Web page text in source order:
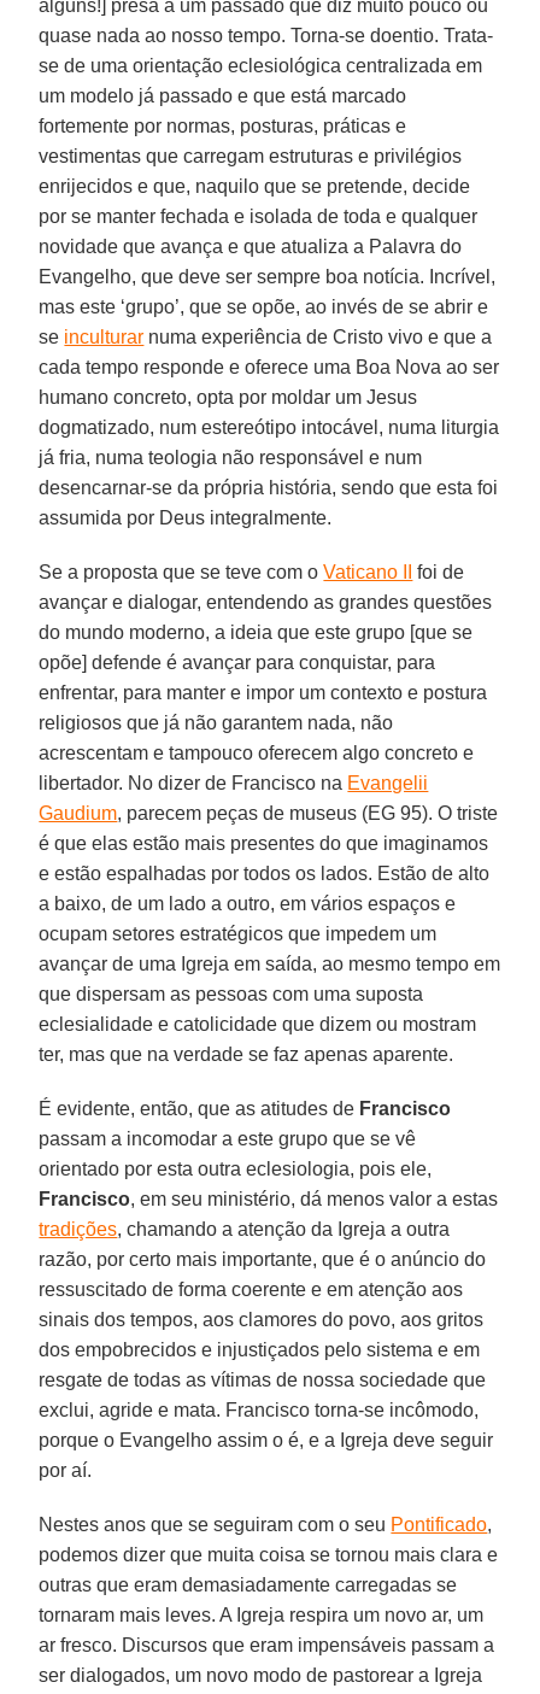
alguns!] presa a um passado que diz muito pouco ou
quase nada ao nosso tempo. Torna-se doentio. Trata-
se de uma orientação eclesiológica centralizada em
um modelo já passado e que está marcado
fortemente por normas, posturas, práticas e
vestimentas que carregam estruturas e privilégios
enrijecidos e que, naquilo que se pretende, decide
por se manter fechada e isolada de toda e qualquer
novidade que avança e que atualiza a Palavra do
Evangelho, que deve ser sempre boa notícia. Incrível,
mas este ‘grupo’, que se opõe, ao invés de se abrir e
se inculturar numa experiência de Cristo vivo e que a
cada tempo responde e oferece uma Boa Nova ao ser
humano concreto, opta por moldar um Jesus
dogmatizado, num estereótipo intocável, numa liturgia
já fria, numa teologia não responsável e num
desencarnar-se da própria história, sendo que esta foi
assumida por Deus integralmente.
Se a proposta que se teve com oVaticano II
foi de
avançar e dialogar, entendendo as grandes questões
do mundo moderno, a ideia que este grupo [que se
opõe] defende é avançar para conquistar, para
enfrentar, para manter e impor um contexto e postura
religiosos que já não garantem nada, não
acrescentam e tampouco oferecem algo concreto e
libertador. No dizer de Francisco na Evangelii
Gaudium, parecem peças de museus (EG 95). O triste
é que elas estão mais presentes do que imaginamos
e estão espalhadas por todos os lados. Estão de alto
a baixo, de um lado a outro, em vários espaços e
ocupam setores estratégicos que impedem um
avançar de uma Igreja em saída, ao mesmo tempo em
que dispersam as pessoas com uma suposta
eclesialidade e catolicidade que dizem ou mostram
ter, mas que na verdade se faz apenas aparente.
É evidente, então, que as atitudes de Francisco
passam a incomodar a este grupo que se vê
orientado por esta outra eclesiologia, pois ele,
Francisco, em seu ministério, dá menos valor a estas
tradições, chamando a atenção da Igreja a outra
razão, por certo mais importante, que é o anúncio do
ressuscitado de forma coerente e em atenção aos
sinais dos tempos, aos clamores do povo, aos gritos
dos empobrecidos e injustiçados pelo sistema e em
resgate de todas as vítimas de nossa sociedade que
exclui, agride e mata. Francisco torna-se incômodo,
porque o Evangelho assim o é, e a Igreja deve seguir
por aí.
Nestes anos que se seguiram com o seu Pontificado,
podemos dizer que muita coisa se tornou mais clara e
outras que eram demasiadamente carregadas se
tornaram mais leves. A Igreja respira um novo ar, um
ar fresco. Discursos que eram impensáveis passam a
ser dialogados, um novo modo de pastorear a Igreja